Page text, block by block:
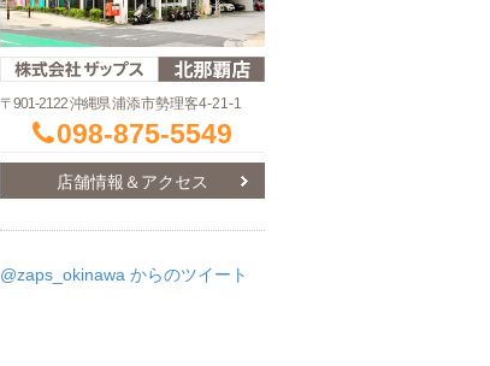
〒901-2122 沖縄県浦添市勢理客4-21-1
098-875-5549
店舗情報＆アクセス
@zaps_okinawa からのツイート